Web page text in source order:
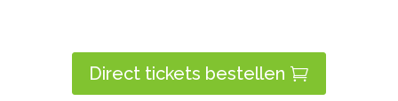
Direct tickets bestellen